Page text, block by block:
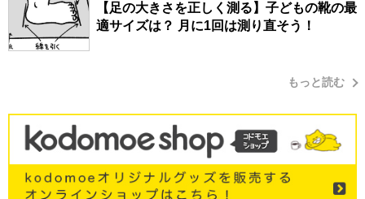
【足の大きさを正しく測る】子どもの靴の最
適サイズは？ 月に1回は測り直そう！
もっと読む